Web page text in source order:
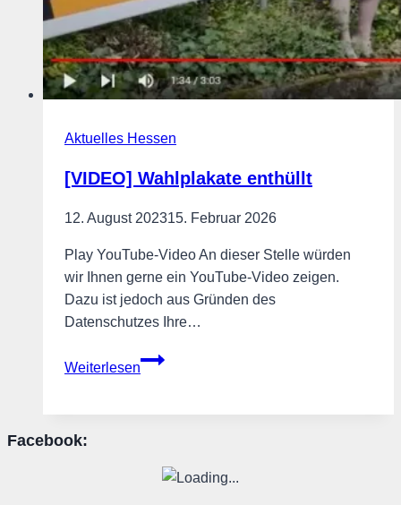
Aktuelles Hessen
[VIDEO] Wahlplakate enthüllt
12. August 202315. Februar 2026
Play YouTube-Video An dieser Stelle würden
wir Ihnen gerne ein YouTube-Video zeigen.
Dazu ist jedoch aus Gründen des
Datenschutzes Ihre…
Weiterlesen
[VIDEO]
Facebook: